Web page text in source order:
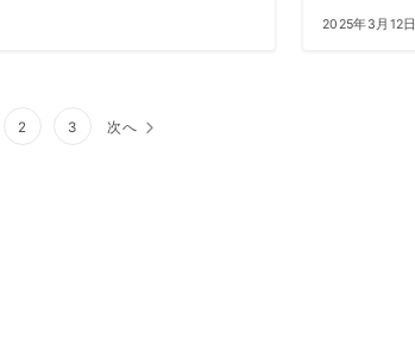
2025年3月12日
2 3 次へ